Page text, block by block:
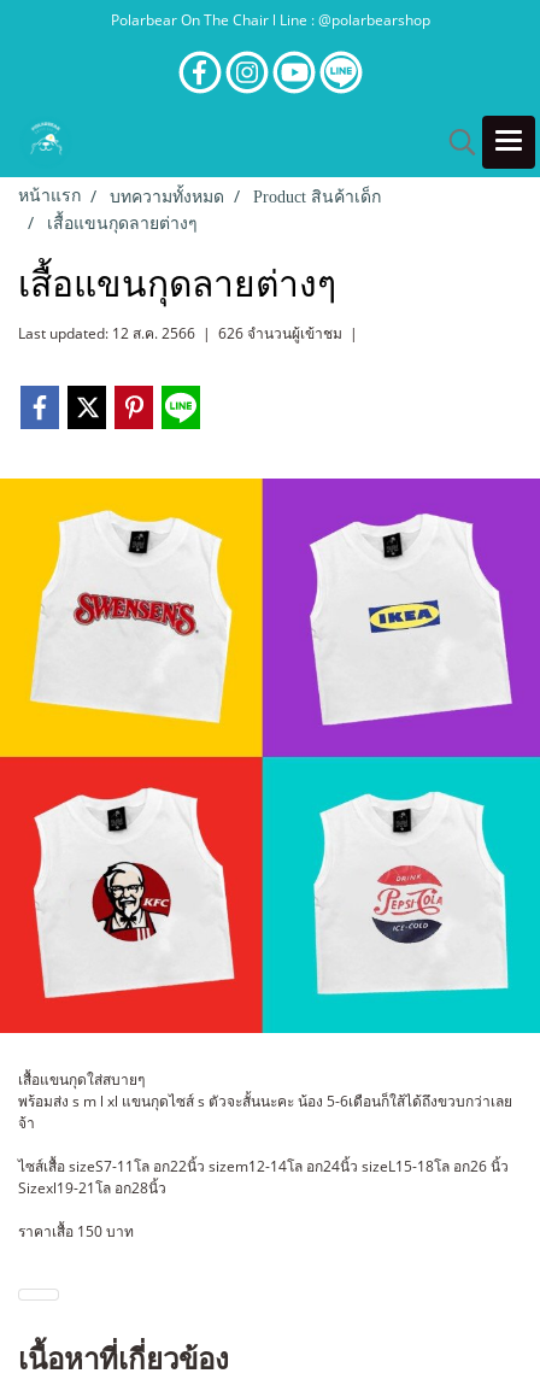
Polarbear On The Chair l Line : @polarbearshop
หน้าแรก บทความทั้งหมด
Product สินค้าเด็ก
เสื้อแขนกุดลายต่างๆ
เสื้อแขนกุดลายต่างๆ
Last updated: 12 ส.ค. 2566 | 626 จำนวนผู้เข้าชม |
เสื้อแขนกุดใส่สบายๆ
พร้อมส่ง s m l xl แขนกุดไซส์ s ตัวจะสั้นนะคะ น้อง 5-6เดือนก็ใส้ได้ถึงขวบกว่าเลย
จ้า
ไซส์เสื้อ sizeS7-11โล อก22นิ้ว sizem12-14โล อก24นิ้ว sizeL15-18โล อก26 นิ้ว
Sizexl19-21โล อก28นิ้ว
ราคาเสื้อ 150 บาท
เนื้อหาที่เกี่ยวข้อง